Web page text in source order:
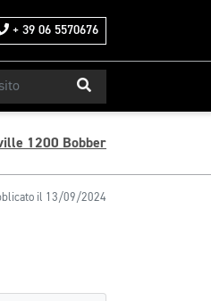
+ 39 06 5570676
1200 Bobber
il 13/09/2024